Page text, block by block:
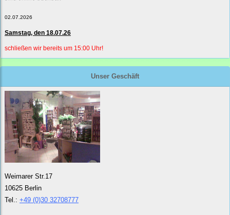
02.07.2026
Samstag, den 18.07.26
schließen wir bereits um 15:00 Uhr!
Unser Geschäft
Weimarer Str.17
10625 Berlin
Tel.: +49 (0)30 32708777